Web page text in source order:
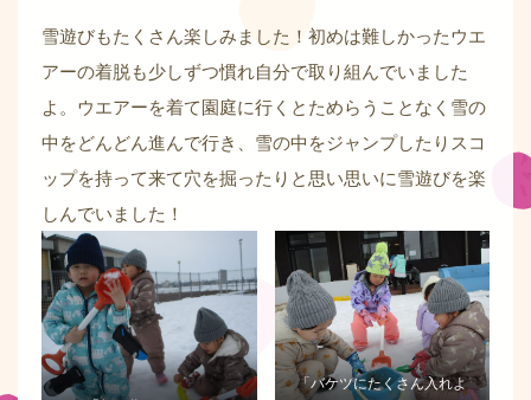
雪遊びもたくさん楽しみました！初めは難しかったウエ
アーの着脱も少しずつ慣れ自分で取り組んでいました
よ。ウエアーを着て園庭に行くとためらうことなく雪の
中をどんどん進んで行き、雪の中をジャンプしたりスコ
ップを持って来て穴を掘ったりと思い思いに雪遊びを楽
しんでいました！
「バケツにたくさん入れよ